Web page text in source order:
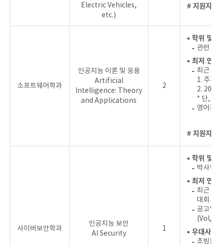
Electric Vehicles,
etc.)
# 지원자
소프트웨어학과
인공지능 이론 및 응용
Artificial
Intelligence: Theory
and Applications
2
▪ 학위 및
관련 분
▪ 최저 연
최근 4
1. 주저
2. 2024
* 단,
영어강
# 지원자
사이버보안학과
인공지능 보안
AI Security
1
▪ 학위 및
박사학
▪ 최저 연
최근 3
대회
공고일
(Vol,
▪ 우대사항
초빙분